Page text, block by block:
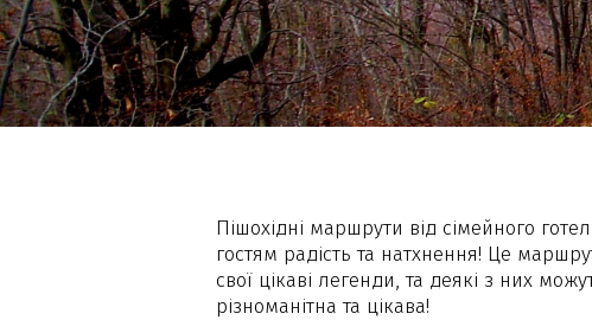
Пішохідні маршрути від сімейного
гостям радість та натхнення! Це
свої цікаві легенди, та деякі з них
різноманітна та цікава!